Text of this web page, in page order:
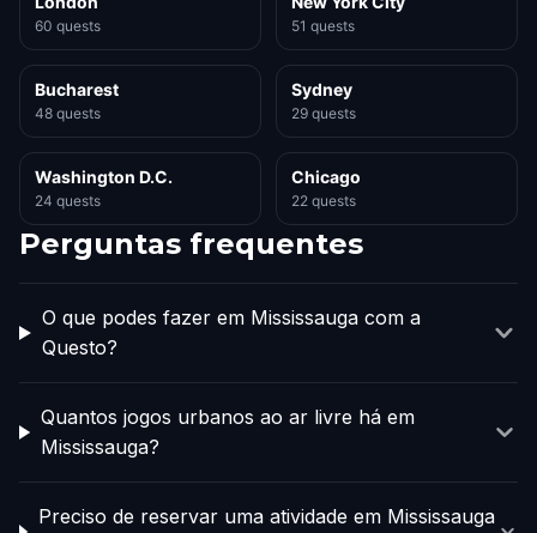
60 quests 51 quests
Bucharest
48 quests
Sydney
29 quests
Washington D.C.
24 quests
Chicago
22 quests
Perguntas frequentes
O que podes fazer em Mississauga com a
Questo?
Quantos jogos urbanos ao ar livre há em
Mississauga?
Preciso de reservar uma atividade em Mississauga